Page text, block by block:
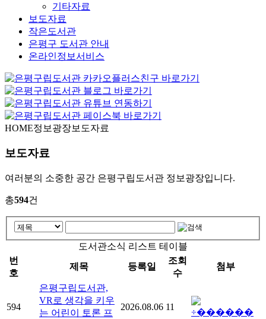
기타자료
보도자료
작은도서관
은평구 도서관 안내
온라인정보서비스
HOME정보광장보도자료
보도자료
여러분의 소중한 공간 은평구립도서관 정보광장입니다.
총594건
도서관소식 리스트 테이블
번
호
제목 등록일
조회
수
첨부
594
은평구립도서관,
VR로 생각을 키우
는 어린이 토론 프
2026.08.06 11